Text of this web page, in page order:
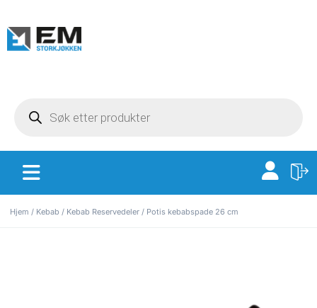
Hjem / Kebab / Kebab Reservedeler / Potis kebabspade 26 cm